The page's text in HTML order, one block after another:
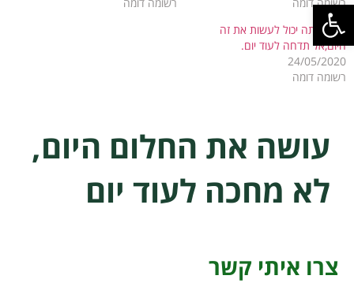
פתח סרגל נגישות
מה שאתה יכול לעשות את זה
היום,אל תדחה לעוד יום.
24/05/2020
רשומה דומה
עושה את החלום היום,
לא מחכה לעוד יום
צרו איתי קשר